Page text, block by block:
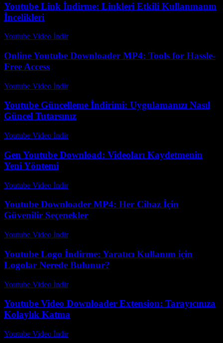
Youtube Link İndirme: Linkleri Etkili Kullanmanın
İncelikleri
Youtube Video İndir-
Online Youtube Downloader MP4: Tools for Hassle-
Free Access
Youtube Video İndir-
Youtube Güncelleme İndirimi: Uygulamanızı Nasıl
Güncel Tutarsınız
Youtube Video İndir-
Gen Youtube Download: Videoları Kaydetmenin
Yeni Yöntemi
Youtube Video İndir-
Youtube Downloader MP4: Her Cihaz İçin
Güvenilir Seçenekler
Youtube Video İndir-
Youtube Logo İndirme: Yaratıcı Kullanım için
Logolar Nerede Bulunur?
Youtube Video İndir-
Youtube Video Downloader Extension: Tarayıcınıza
Kolaylık Katma
Youtube Video İndir-